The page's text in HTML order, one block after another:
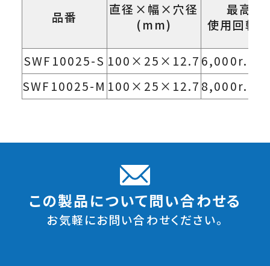
品番
直径×幅×穴径
(mm)
最高
使用回転
SWF10025-S 100×25×12.7
SWF10025-M 100×25×12.7
この製品について問い合わせる
お気軽にお問い合わせください。